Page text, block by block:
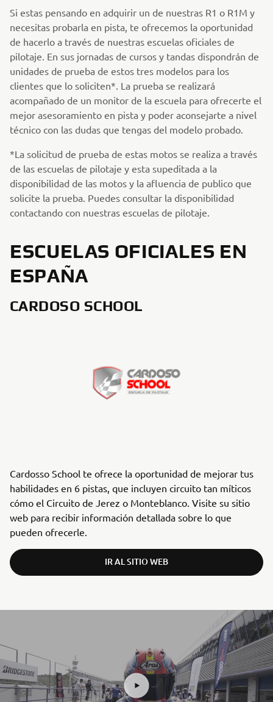
Si estas pensando en adquirir un de nuestras R1 o R1M y
necesitas probarla en pista, te ofrecemos la oportunidad
de hacerlo a través de nuestras escuelas oficiales de
pilotaje. En sus jornadas de cursos y tandas dispondrán de
unidades de prueba de estos tres modelos para los
clientes que lo soliciten*. La prueba se realizará
acompañado de un monitor de la escuela para ofrecerte el
mejor asesoramiento en pista y poder aconsejarte a nivel
técnico con las dudas que tengas del modelo probado.
*La solicitud de prueba de estas motos se realiza a través
de las escuelas de pilotaje y esta supeditada a la
disponibilidad de las motos y la afluencia de publico que
solicite la prueba. Puedes consultar la disponibilidad
contactando con nuestras escuelas de pilotaje.
ESCUELAS OFICIALES EN
ESPAÑA
CARDOSO SCHOOL
Cardosso School te ofrece la oportunidad de mejorar tus
habilidades en 6 pistas, que incluyen circuito tan míticos
cómo el Circuito de Jerez o Monteblanco. Visite su sitio
web para recibir información detallada sobre lo que
pueden ofrecerle.
IR AL SITIO WEB